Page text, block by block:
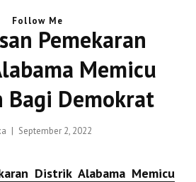
Alabama
Kota Alexander Alabama di US
Pemekaran
Memicu
Bagi Demokrat
Posted
September 2, 2022
Distrik Alabama Memicu
Follow Me